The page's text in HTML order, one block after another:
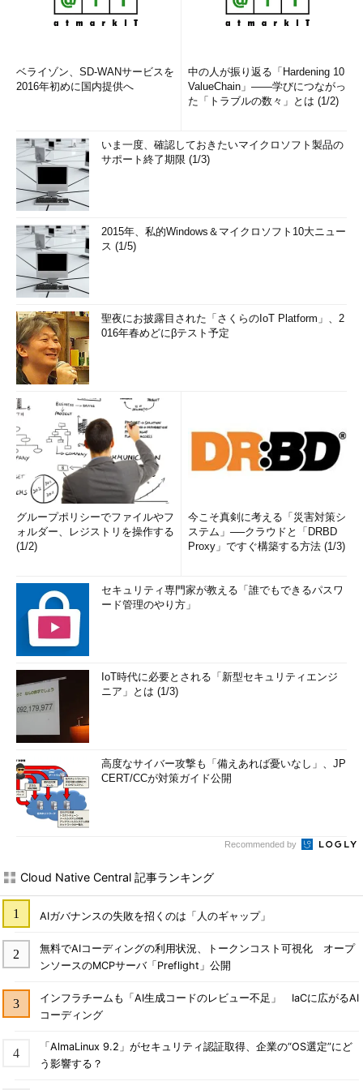
ベライゾン、SD-WANサービスを
2016年初めに国内提供へ
中の人が振り返る「Hardening 10
ValueChain」――学びにつながっ
た「トラブルの数々」とは (1/2)
いま一度、確認しておきたいマイクロソフト製品の
サポート終了期限 (1/3)
2015年、私的Windows＆マイクロソフト10大ニュー
ス (1/5)
聖夜にお披露目された「さくらのIoT Platform」、2
016年春めどにβテスト予定
グループポリシーでファイルやフ
ォルダー、レジストリを操作する
(1/2)
今こそ真剣に考える「災害対策シ
ステム」──クラウドと「DRBD
Proxy」ですぐ構築する方法 (1/3)
セキュリティ専門家が教える「誰でもできるパスワ
ード管理のやり方」
IoT時代に必要とされる「新型セキュリティエンジ
ニア」とは (1/3)
高度なサイバー攻撃も「備えあれば憂いなし」、JP
CERT/CCが対策ガイド公開
Recommended by
Cloud Native Central 記事ランキング
AIガバナンスの失敗を招くのは「人のギャップ」
無料でAIコーディングの利用状況、トークンコスト可視化 オープ
ンソースのMCPサーバ「Preflight」公開
インフラチームも「AI生成コードのレビュー不足」 IaCに広がるAI
コーディング
「AlmaLinux 9.2」がセキュリティ認証取得、企業の“OS選定”にど
う影響する？